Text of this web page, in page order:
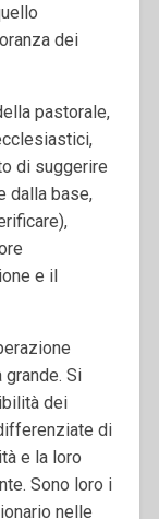
dei
pastorale,
di suggerire
dalla base,
e il
Si
dei
di
e la loro
Sono loro i
nelle